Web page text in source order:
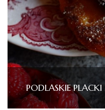
PODLASKIE